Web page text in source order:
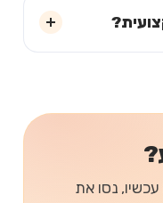
נסו את